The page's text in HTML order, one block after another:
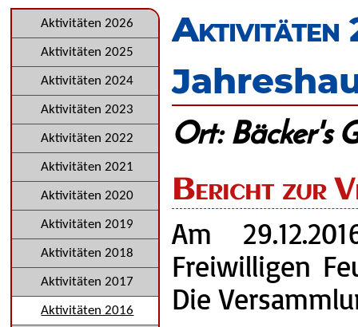
überspringen
Aktivitäten
Ort: Bäcker's
Bericht zur
Am
Freiwilligen
Die
Navigation
überspringen
Aktivitäten 2026
Aktivitäten 2025
Aktivitäten 2024
Aktivitäten 2023
Aktivitäten 2022
Aktivitäten 2021
Aktivitäten 2020
Aktivitäten 2019
Aktivitäten 2018
Aktivitäten 2017
Aktivitäten 2016